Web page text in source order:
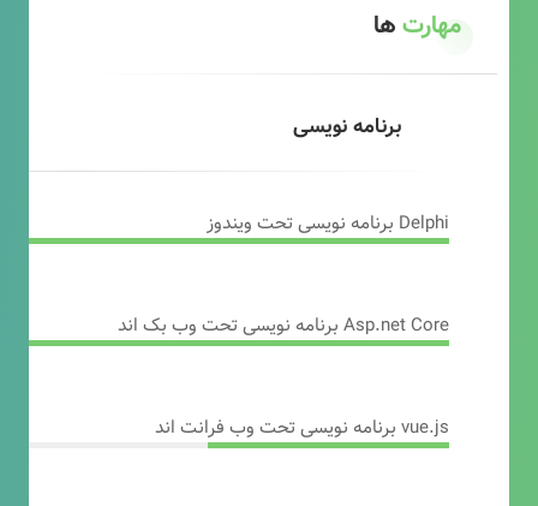
مهارتها
برنامه نویسی
Delphi برنامه نویسی تحت ویندوز
Asp.net Core برنامه نویسی تحت وب بک اند
vue.js برنامه نویسی تحت وب فرانت اند